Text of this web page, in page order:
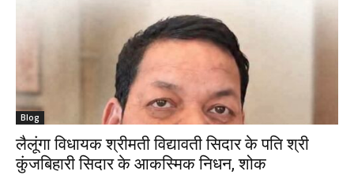
Blog
लैलूंगा विधायक श्रीमती विद्यावती सिदार के पति श्री
कुंजबिहारी सिदार के आकस्मिक निधन, शोक